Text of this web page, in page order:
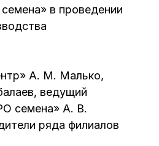
в проведении
А. М. Малько,
ведущий
семена» А. В.
ряда филиалов